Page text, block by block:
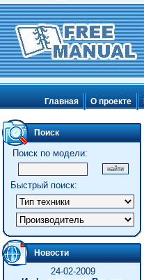
Главная О проекте
Поиск
Поиск по модели:
Быстрый поиск:
Новости
24-02-2009